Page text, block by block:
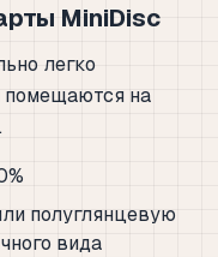
MiniDisc
легко
помещаются на
полуглянцевую
вида